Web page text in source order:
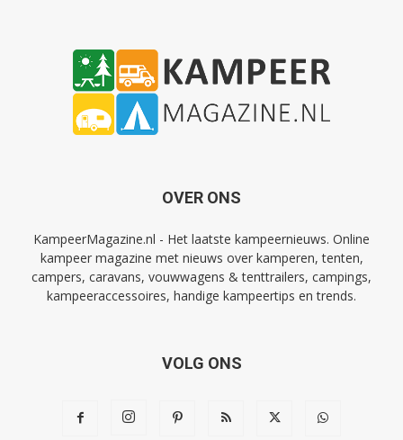
OVER ONS
KampeerMagazine.nl - Het laatste kampeernieuws. Online
kampeer magazine met nieuws over kamperen, tenten,
campers, caravans, vouwwagens & tenttrailers, campings,
kampeeraccessoires, handige kampeertips en trends.
VOLG ONS